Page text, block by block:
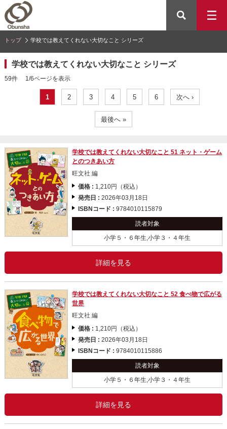
トップ 学校では教えてくれない大切なこと シリーズ
学校では教えてくれない大切なこと シリーズ
59件 1/6ページを表示
1 2 3 4 5 6 次へ ›
最後へ »
学校では教えてくれない大切なこと 51 ネット・ゲーム
とのつきあい方
旺文社 編
価格 : 1,210円（税込）
発売日 :2026年03月18日
ISBNコード :9784010115879
読者対象
小学５・６年生,小学３・４年生
詳細を見る
学校では教えてくれない大切なこと 52 食べ物で広がる
世界
旺文社 編
価格 : 1,210円（税込）
発売日 :2026年03月18日
ISBNコード :9784010115886
読者対象
小学５・６年生,小学３・４年生
詳細を見る